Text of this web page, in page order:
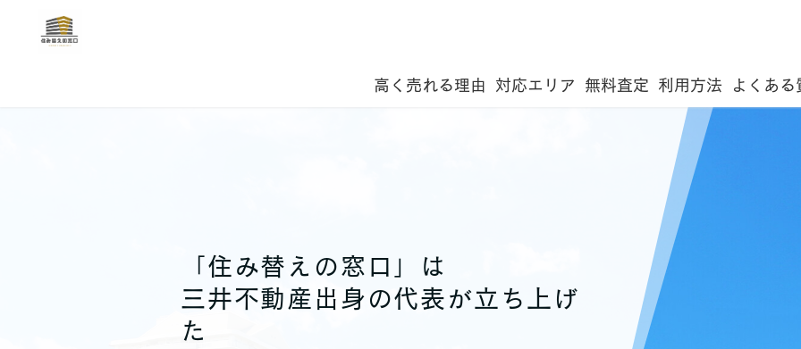
高く売れる理由 対応エリア 無料査定 利用方法 よくある
「住み替えの窓口」は
三井不動産出身の代表が立ち上げ
た